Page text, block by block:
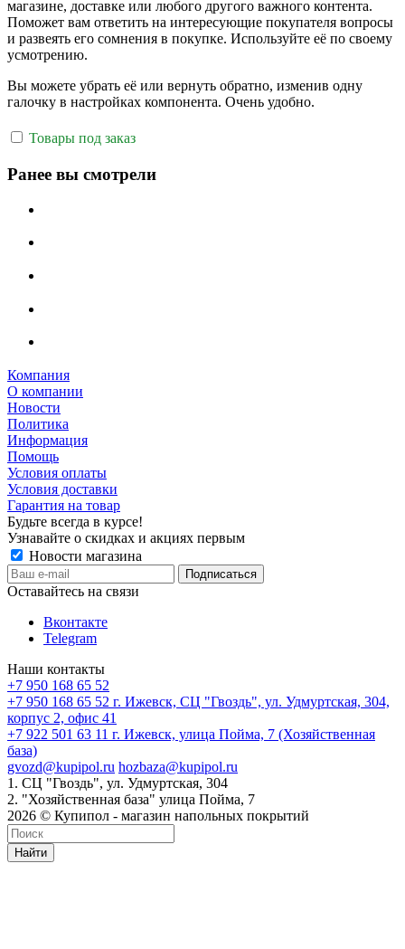
магазине, доставке или любого другого важного контента.
Поможет вам ответить на интересующие покупателя вопросы
и развеять его сомнения в покупке. Используйте её по своему
усмотрению.
Вы можете убрать её или вернуть обратно, изменив одну
галочку в настройках компонента. Очень удобно.
Товары под заказ
Ранее вы смотрели
Компания
О компании
Новости
Политика
Информация
Помощь
Условия оплаты
Условия доставки
Гарантия на товар
Будьте всегда в курсе!
Узнавайте о скидках и акциях первым
Новости магазина
Оставайтесь на связи
Вконтакте
Telegram
Наши контакты
+7 950 168 65 52
+7 950 168 65 52 г. Ижевск, СЦ "Гвоздь", ул. Удмуртская, 304,
корпус 2, офис 41
+7 922 501 63 11 г. Ижевск, улица Пойма, 7 (Хозяйственная
база)
gvozd@kupipol.ru hozbaza@kupipol.ru
1. СЦ "Гвоздь", ул. Удмуртская, 304
2. "Хозяйственная база" улица Пойма, 7
2026 © Купипол - магазин напольных покрытий
Найти